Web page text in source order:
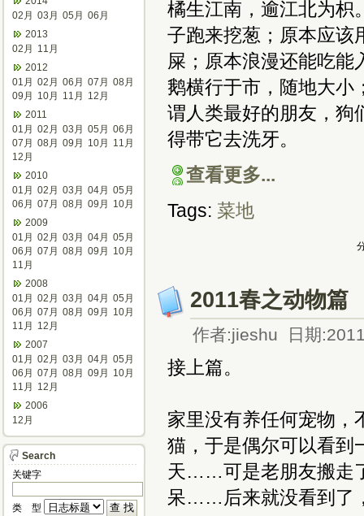
橘生江南，逾江北为枳
子跑来挖葱；原本应该
屎；原本浪漫还能吃能
鹅横行于市，随地大
谓人类最好的朋友，
得带它去洗牙。
查看更多...
Tags: 菜地
2011春之动物篇
作者:jieshu 日期
接上篇。
家里没有养任何宠物，
猫，于是偶尔可以看到
天……可是老朋友搬走
呆……后来就没看到了
02月 03月 05月 06月
2013
02月
11月
2012
01月 02月 06月 07月 08月
09月
10月 11月
12月
2011
01月 02月 03月 05月 06月
07月 08月 09月 10月
11月
12月
2010
01月 02月 03月 04月 05月
06月 07月 08月 09月
10月
2009
01月 02月 03月 04月 05月
06月 07月 08月 09月
10月
11月
2008
01月 02月 03月 04月 05月
06月 07月 08月 09月
10月
11月
12月
2007
01月 02月 03月 04月 05月
06月 07月 08月 09月
10月
11月
12月
2006
12月
Search
关键字
类 型